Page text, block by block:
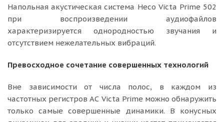
Напольная акустическая система Heco Victa Prime 502
при воспроизведении аудиофайлов
характеризируется однородностью звучания и
отсутствием нежелательных вибраций.
Превосходное сочетание совершенных технологий
Вне зависимости от числа полос, в каждом из
частотных регистров АС Victa Prime можно обнаружить
только самые совершенные динамики. В конусных